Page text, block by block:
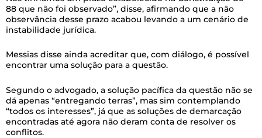
88 que não foi observado”, disse, afirmando que a não
observância desse prazo acabou levando a um cenário de
instabilidade jurídica.
Messias disse ainda acreditar que, com diálogo, é possível
encontrar uma solução para a questão.
Segundo o advogado, a solução pacífica da questão não se
dá apenas “entregando terras”, mas sim contemplando
“todos os interesses”, já que as soluções de demarcação
encontradas até agora não deram conta de resolver os
conflitos.